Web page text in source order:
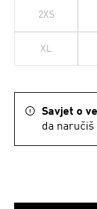
2XS
XL
Savjet o
da naručiš